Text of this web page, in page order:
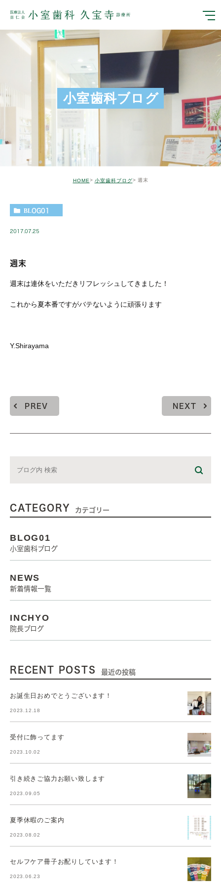
小室歯科ブログ
HOME 小室歯科ブログ 週末
BLOG01
2017.07.25
週末
週末は連休をいただきリフレッシュしてきました！
これから夏本番ですがバテないように頑張ります
Y.Shirayama
PREV NEXT
CATEGORY カテゴリー
BLOG01
小室歯科ブログ
NEWS
新着情報一覧
INCHYO
院長ブログ
RECENT POSTS 最近の投稿
お誕生日おめでとうございます！
2023.12.18
受付に飾ってます
2023.10.02
引き続きご協力お願い致します
2023.09.05
夏季休暇のご案内
2023.08.02
セルフケア冊子お配りしています！
2023.06.23